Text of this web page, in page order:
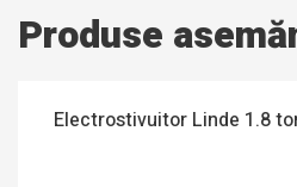
Produse
Electrostivuitor Linde 1.8